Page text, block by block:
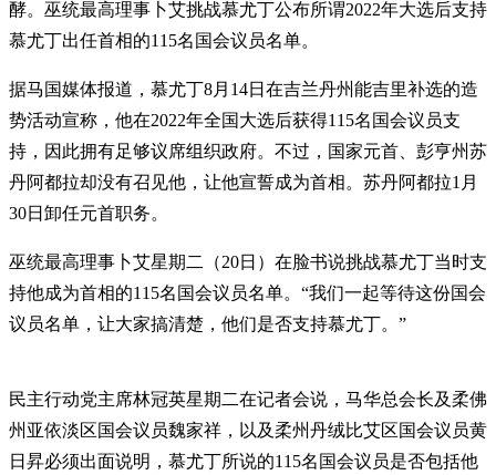
酵。巫统最高理事卜艾挑战慕尤丁公布所谓2022年大选后支持
慕尤丁出任首相的115名国会议员名单。
据马国媒体报道，慕尤丁8月14日在吉兰丹州能吉里补选的造
势活动宣称，他在2022年全国大选后获得115名国会议员支
持，因此拥有足够议席组织政府。不过，国家元首、彭亨州苏
丹阿都拉却没有召见他，让他宣誓成为首相。苏丹阿都拉1月
30日卸任元首职务。
巫统最高理事卜艾星期二（20日）在脸书说挑战慕尤丁当时支
持他成为首相的115名国会议员名单。“我们一起等待这份国会
议员名单，让大家搞清楚，他们是否支持慕尤丁。”
民主行动党主席林冠英星期二在记者会说，马华总会长及柔佛
州亚依淡区国会议员魏家祥，以及柔州丹绒比艾区国会议员黄
日昇必须出面说明，慕尤丁所说的115名国会议员是否包括他